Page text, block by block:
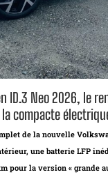
ID.3 Neo 2026, le
compacte
de la nouvelle
une batterie LFP
pour la version « grande